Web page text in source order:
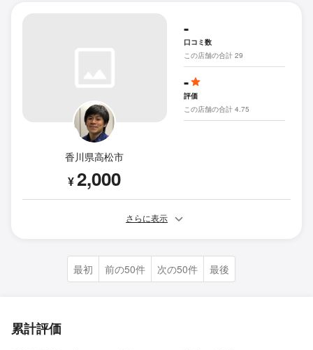
香川県高松市
¥2,000
-
口コミ数
この店舗の合計 29
-
評価
この店舗の合計 4.75
さらに表示
最初 前の50件 次の50件 最後
累計評価